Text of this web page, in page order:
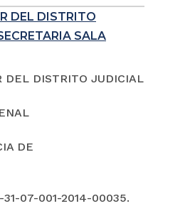
DEL DISTRITO
SALA
DEL DISTRITO JUDICIAL
DE
31-07-001-2014-00035.